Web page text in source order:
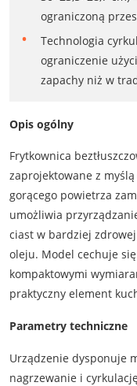
ograniczoną
Technologia
ograniczenie
zapachy niż w
Opis ogólny
Frytkownica
zaprojektowane z
gorącego powietrza
umożliwia
ciast w bardziej
oleju. Model cechuje
kompaktowymi
praktyczny element
Parametry techniczne
Urządzenie dysponuje
nagrzewanie i